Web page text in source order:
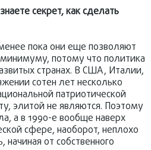
секрет, как сделать
пока они еще позволяют
потому что политика
странах. В США, Италии,
сотен лет несколько
патриотической
элитой не являются. Поэтому
а в 1990-е вообще наверх
сфере, наоборот, неплохо
от собственного